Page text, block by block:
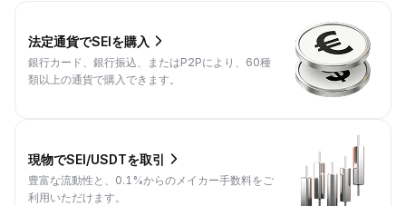
法定通貨でSEIを購入
銀行カード、銀行振込、またはP2Pにより、60種
類以上の通貨で購入できます。
現物でSEI/USDTを取引
豊富な流動性と、0.1%からのメイカー手数料をご
利用いただけます。